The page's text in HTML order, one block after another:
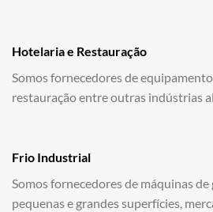
Hotelaria e Restauração
Somos fornecedores de
restauração entre outras indústrias
Frio Industrial
Somos fornecedores de máquinas de
pequenas e grandes superfícies,